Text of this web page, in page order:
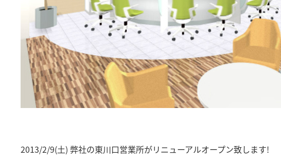
2013/2/9(土) 弊社の東川口営業所がリニューアルオープン致します!